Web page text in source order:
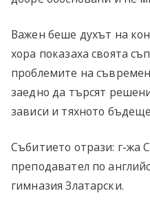
Важен беше духът на
хора показаха своята
проблемите на
заедно да търсят
зависи и тяхното
Събитието отрази: г-жа
преподавател по
гимназия Златарски.